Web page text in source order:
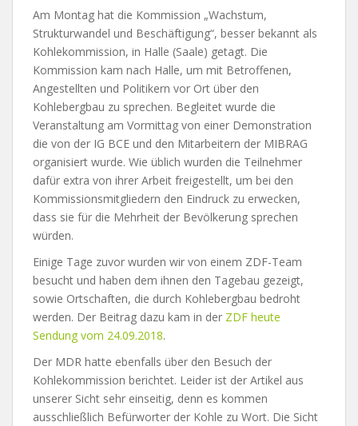
Am Montag hat die Kommission „Wachstum,
Strukturwandel und Beschäftigung“, besser bekannt als
Kohlekommission, in Halle (Saale) getagt. Die
Kommission kam nach Halle, um mit Betroffenen,
Angestellten und Politikern vor Ort über den
Kohlebergbau zu sprechen. Begleitet wurde die
Veranstaltung am Vormittag von einer Demonstration
die von der IG BCE und den Mitarbeitern der MIBRAG
organisiert wurde. Wie üblich wurden die Teilnehmer
dafür extra von ihrer Arbeit freigestellt, um bei den
Kommissionsmitgliedern den Eindruck zu erwecken,
dass sie für die Mehrheit der Bevölkerung sprechen
würden.
Einige Tage zuvor wurden wir von einem ZDF-Team
besucht und haben dem ihnen den Tagebau gezeigt,
sowie Ortschaften, die durch Kohlebergbau bedroht
werden. Der Beitrag dazu kam in der ZDF heute
Sendung vom 24.09.2018.
Der MDR hatte ebenfalls über den Besuch der
Kohlekommission berichtet. Leider ist der Artikel aus
unserer Sicht sehr einseitig, denn es kommen
ausschließlich Befürworter der Kohle zu Wort. Die Sicht